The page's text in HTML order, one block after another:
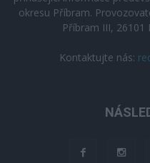
okresu Příbram.
Příbram III, 26101
Kontaktujte nás: